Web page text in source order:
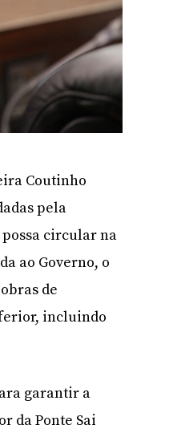
Coutinho
pela
circular na
ao Governo, o
de
incluindo
garantir a
da Ponte Sai